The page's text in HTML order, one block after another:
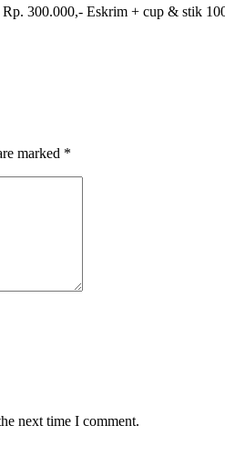
Rp. 300.000,- Eskrim + cup & stik
marked *
next time I comment.